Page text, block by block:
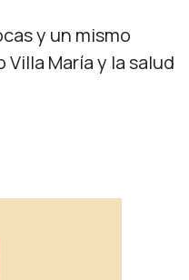
y un mismo
María y la salud